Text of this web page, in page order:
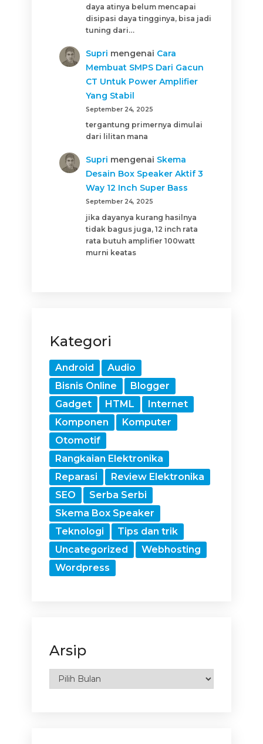
daya atinya belum mencapai
disipasi daya tingginya, bisa jadi
tuning dari…
Supri mengenai Cara
Membuat SMPS Dari Gacun
CT Untuk Power Amplifier
Yang Stabil
September 24, 2025
tergantung primernya dimulai
dari lilitan mana
Supri mengenai Skema
Desain Box Speaker Aktif 3
Way 12 Inch Super Bass
September 24, 2025
jika dayanya kurang hasilnya
tidak bagus juga, 12 inch rata
rata butuh amplifier 100watt
murni keatas
Kategori
Android
Audio
Bisnis Online
Blogger
Gadget
HTML
Internet
Komponen
Komputer
Otomotif
Rangkaian Elektronika
Reparasi
Review Elektronika
SEO
Serba Serbi
Skema Box Speaker
Teknologi
Tips dan trik
Uncategorized
Webhosting
Wordpress
Arsip
Arsip